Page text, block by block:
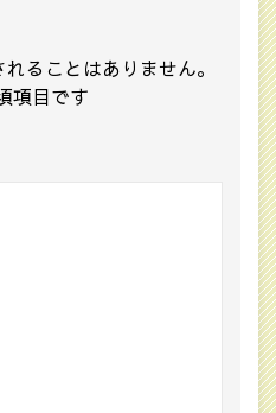
ることはありません。
項目です